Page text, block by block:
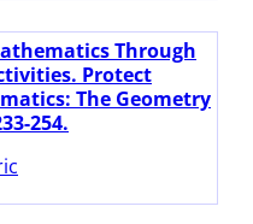
Through
Protect
The Geometry
254.